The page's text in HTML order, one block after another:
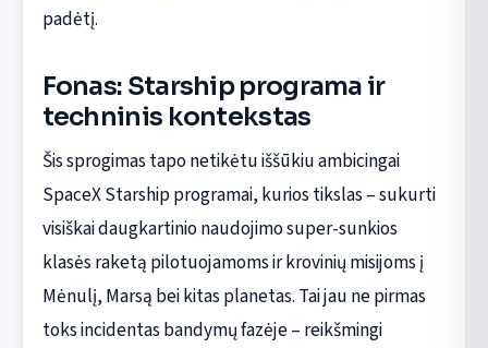
padėtį.
Fonas: Starship programa ir
techninis kontekstas
Šis sprogimas tapo netikėtu iššūkiu ambicingai
SpaceX Starship programai, kurios tikslas – sukurti
visiškai daugkartinio naudojimo super-sunkios
klasės raketą pilotuojamoms ir krovinių misijoms į
Mėnulį, Marsą bei kitas planetas. Tai jau ne pirmas
toks incidentas bandymų fazėje – reikšmingi